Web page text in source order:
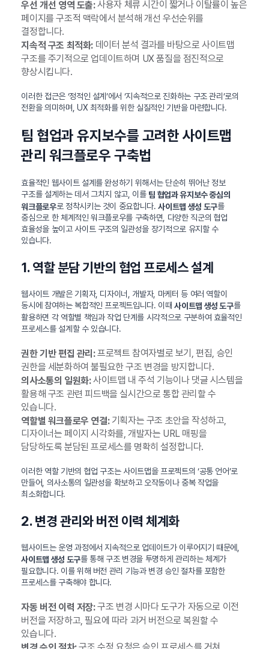
우선 개선 영역 도출:사용자 체류 시간이 짧거나 이탈률이 높은
페이지를 구조적 맥락에서 분석해 개선 우선순위를
결정합니다.
지속적 구조 최적화:데이터 분석 결과를 바탕으로 사이트맵
구조를 주기적으로 업데이트하며 UX 품질을 점진적으로
향상시킵니다.
이러한 접근은 ‘정적인 설계’에서 ‘지속적으로 진화하는 구조 관리’로의
전환을 의미하며, UX 최적화를 위한 실질적인 기반을 마련합니다.
팀 협업과 유지보수를 고려한 사이트맵
관리 워크플로우 구축법
효율적인 웹사이트 설계를 완성하기 위해서는 단순히 뛰어난 정보
구조를 설계하는 데서 그치지 않고, 이를 팀 협업과 유지보수 중심의
워크플로우로 정착시키는 것이 중요합니다.사이트맵 생성 도구를
중심으로 한 체계적인 워크플로우를 구축하면, 다양한 직군의 협업
효율성을 높이고 사이트 구조의 일관성을 장기적으로 유지할 수
있습니다.
1. 역할 분담 기반의 협업 프로세스 설계
웹사이트 개발은 기획자, 디자이너, 개발자, 마케터 등 여러 역할이
동시에 참여하는 복합적인 프로젝트입니다. 이때사이트맵 생성 도구를
활용하면 각 역할별 책임과 작업 단계를 시각적으로 구분하여 효율적인
프로세스를 설계할 수 있습니다.
권한 기반 편집 관리:프로젝트 참여자별로 보기, 편집, 승인
권한을 세분화하여 불필요한 구조 변경을 방지합니다.
의사소통의 일원화:사이트맵 내 주석 기능이나 댓글 시스템을
활용해 구조 관련 피드백을 실시간으로 통합 관리할 수
있습니다.
역할별 워크플로우 연결:기획자는 구조 초안을 작성하고,
디자이너는 페이지 시각화를, 개발자는 URL 매핑을
담당하도록 분담된 프로세스를 명확히 설정합니다.
이러한 역할 기반의 협업 구조는 사이트맵을 프로젝트의 ‘공통 언어’로
만들어, 의사소통의 일관성을 확보하고 오작동이나 중복 작업을
최소화합니다.
2. 변경 관리와 버전 이력 체계화
웹사이트는 운영 과정에서 지속적으로 업데이트가 이루어지기 때문에,
사이트맵 생성 도구를 통해 구조 변경을 투명하게 관리하는 체계가
필요합니다. 이를 위해 버전 관리 기능과 변경 승인 절차를 포함한
프로세스를 구축해야 합니다.
자동 버전 이력 저장:구조 변경 시마다 도구가 자동으로 이전
버전을 저장하고, 필요에 따라 과거 버전으로 복원할 수
있습니다.